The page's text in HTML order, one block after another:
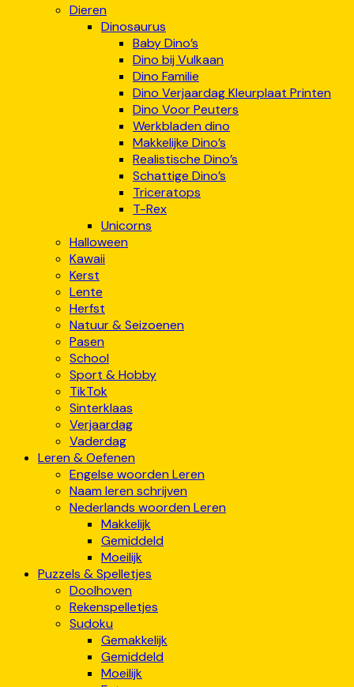
Dieren
Dinosaurus
Baby Dino’s
Dino bij Vulkaan
Dino Familie
Dino Verjaardag Kleurplaat Printen
Dino Voor Peuters
Werkbladen dino
Makkelijke Dino’s
Realistische Dino’s
Schattige Dino’s
Triceratops
T-Rex
Unicorns
Halloween
Kawaii
Kerst
Lente
Herfst
Natuur & Seizoenen
Pasen
School
Sport & Hobby
TikTok
Sinterklaas
Verjaardag
Vaderdag
Leren & Oefenen
Engelse woorden Leren
Naam leren schrijven
Nederlands woorden Leren
Makkelijk
Gemiddeld
Moeilijk
Puzzels & Spelletjes
Doolhoven
Rekenspelletjes
Sudoku
Gemakkelijk
Gemiddeld
Moeilijk